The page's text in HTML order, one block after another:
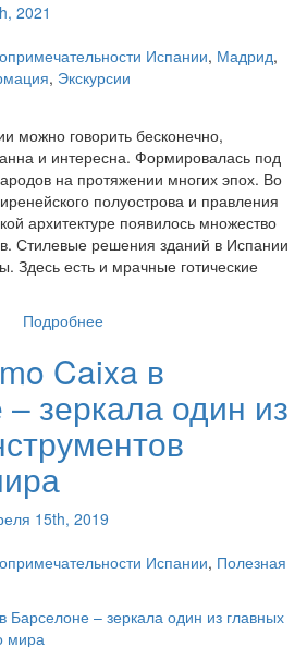
2021
Испании, Мадрид,
, Экскурсии
можно говорить бесконечно,
и интересна. Формировалась под
на протяжении многих эпох. Во
полуострова и правления
архитектуре появилось множество
Стилевые решения зданий в Испании
Здесь есть и мрачные готические
Подробнее
Caixa в
зеркала один из
15th, 2019
Испании, Полезная